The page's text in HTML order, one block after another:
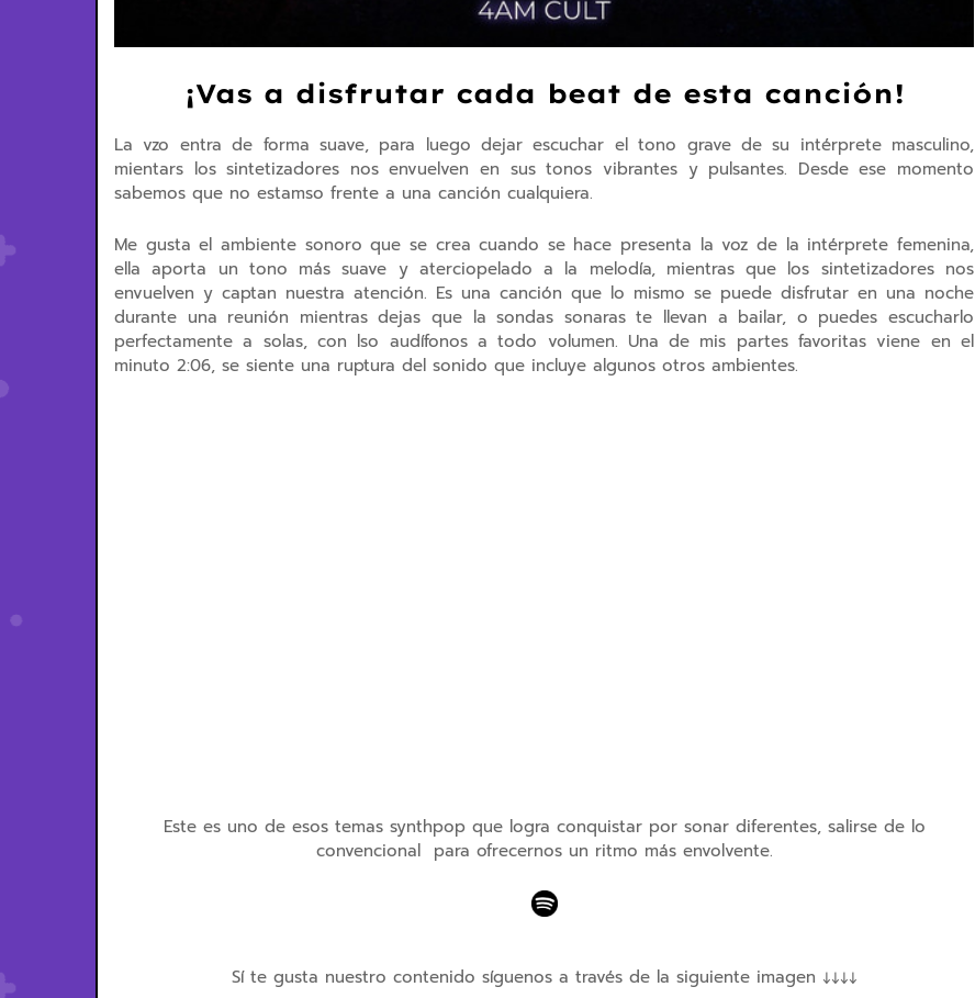
¡Vas a disfrutar cada beat de esta canción!
La vzo entra de forma suave, para luego dejar escuchar el tono grave de su intérprete masculino,
mientars los sintetizadores nos envuelven en sus tonos vibrantes y pulsantes. Desde ese momento
sabemos que no estamso frente a una canción cualquiera.
Me gusta el ambiente sonoro que se crea cuando se hace presenta la voz de la intérprete femenina,
ella aporta un tono más suave y aterciopelado a la melodía, mientras que los sintetizadores nos
envuelven y captan nuestra atención. Es una canción que lo mismo se puede disfrutar en una noche
durante una reunión mientras dejas que la sondas sonaras te llevan a bailar, o puedes escucharlo
perfectamente a solas, con lso audífonos a todo volumen. Una de mis partes favoritas viene en el
minuto 2:06, se siente una ruptura del sonido que incluye algunos otros ambientes.
Este es uno de esos temas synthpop que logra conquistar por sonar diferentes, salirse de lo
convencional para ofrecernos un ritmo más envolvente.
Sí te gusta nuestro contenido síguenos a través de la siguiente imagen ↓↓↓↓